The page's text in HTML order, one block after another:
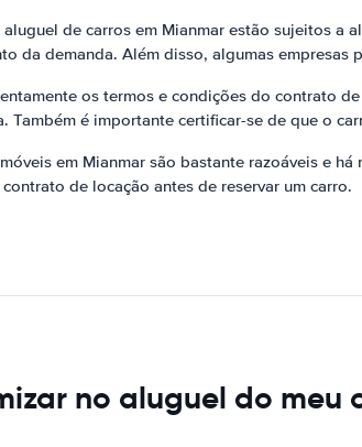
de carros em Mianmar estão sujeitos
da demanda. Além disso, algumas
os termos e condições do contrato
Também é importante certificar-se de que o
em Mianmar são bastante razoáveis ​​e
de locação antes de reservar um carro.
no aluguel do meu